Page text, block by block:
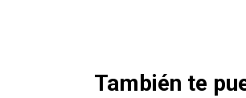
También te